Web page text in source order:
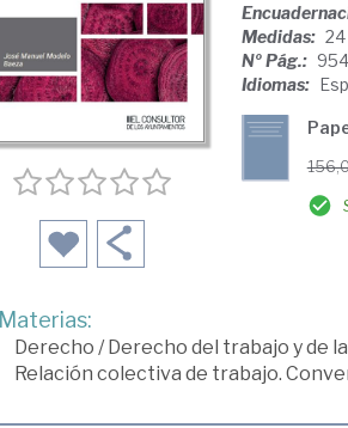
Medidas:
Nº Pág.: 954
Idiomas:
Materias:
Derecho / Derecho del trabajo y de
Relación colectiva de trabajo.